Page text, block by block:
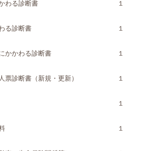
かわる診断書 １
かわる診断書 １
かかわる診断書 １
診断書（新規・更新） １
書 １
手数料 １